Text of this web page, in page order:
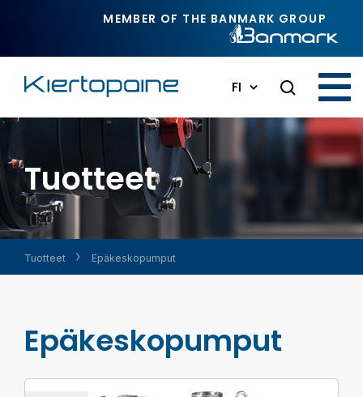
MEMBER OF THE BANMARK GROUP
FI
Tuotteet
Tuotteet Epäkesko­pumput
Epäkesko­pumput